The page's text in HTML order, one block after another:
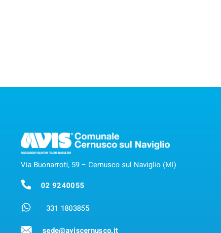
Via Buonarroti, 59 – Cernusco sul Naviglio (MI)
02 9240055
331 1803855
sede@aviscernusco.it